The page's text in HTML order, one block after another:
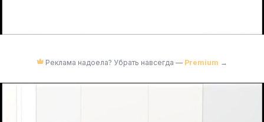
Реклама надоела? Убрать навсегда — Premium →